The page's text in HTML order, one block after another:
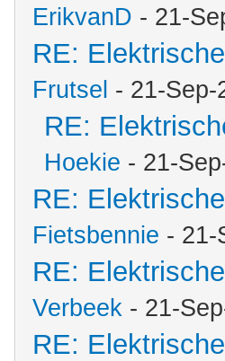
ErikvanD - 21-
RE:
Frutsel - 21-Sep-
RE:
Hoekie - 21-
RE:
Fietsbennie - 21-
RE:
Verbeek - 21-
RE: